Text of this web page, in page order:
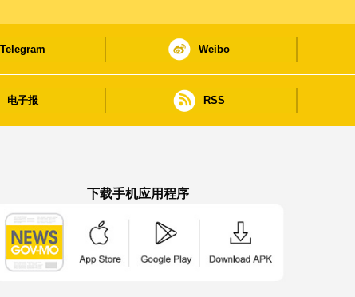
Telegram Weibo
电子报 RSS
下载手机应用程序